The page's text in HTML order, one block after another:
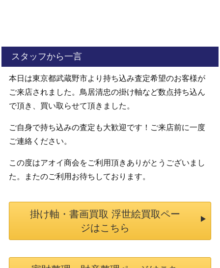
スタッフから一言
本日は東京都武蔵野市より持ち込み査定希望のお客様が
ご来店されました。鳥居清忠の掛け軸など数点持ち込ん
で頂き、買い取らせて頂きました。
ご自身で持ち込みの査定も大歓迎です！ご来店前に一度
ご連絡ください。
この度はアオイ商会をご利用頂きありがとうございまし
た。またのご利用お待ちしております。
掛け軸・書画買取 浮世絵買取ペー
ジはこちら